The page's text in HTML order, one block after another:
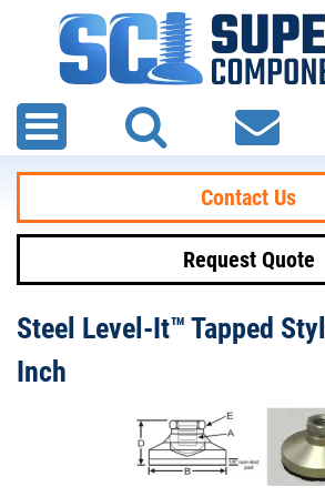
Contact Us
Request Quote
Steel Level-It™ Tapped
Inch